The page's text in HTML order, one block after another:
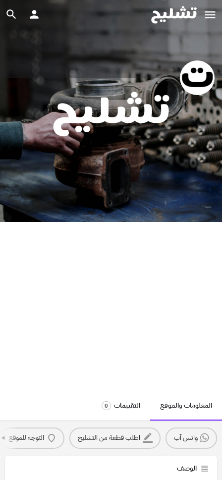
تشليح جدة قويزه
متجر قطع غيار سيارات, متجر لبيع أجزاء السيارات المستعملة
واتس آب
المعلومات والموقع التقييمات 0
واتس آب اطلب قطعة من التشليح التوجه للموقع
الوصف